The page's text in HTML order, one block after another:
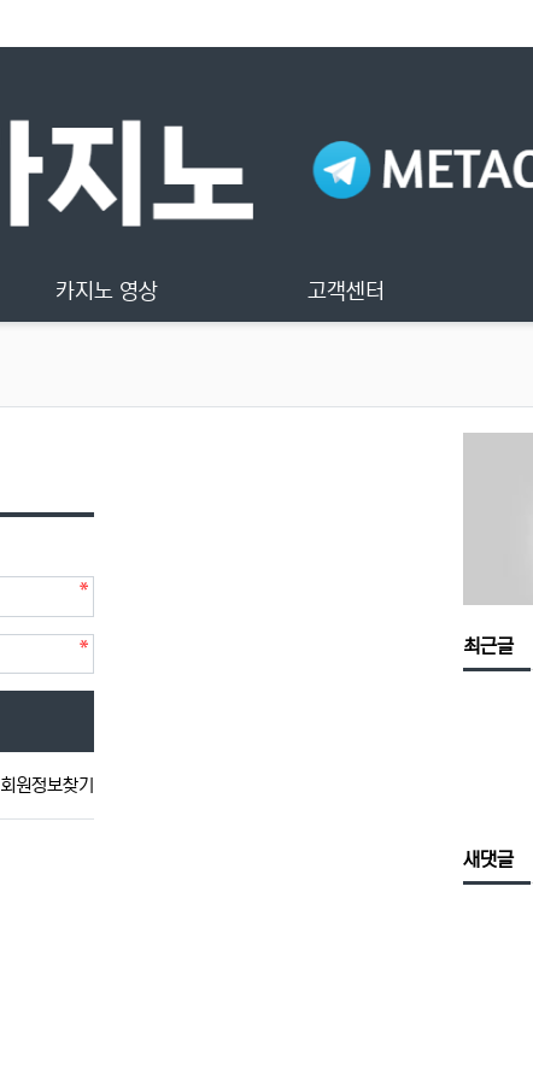
카지노 영상 고객센터
회원정보찾기
최근글
새댓글